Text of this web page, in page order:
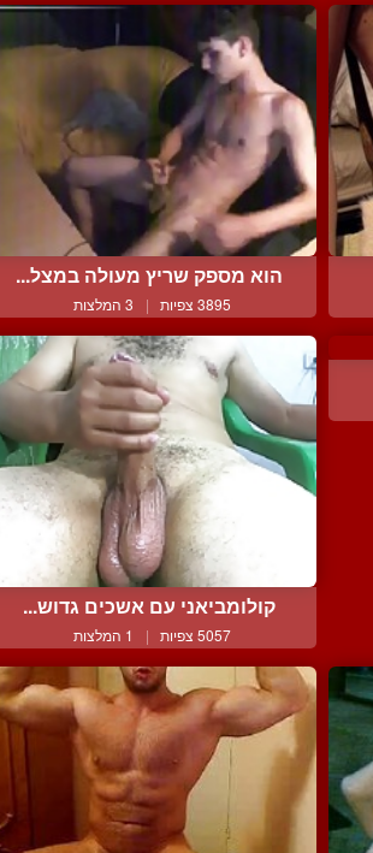
הוא מספק שריץ מעולה במצל...
3895 צפיות | 3 המלצות
קולומביאני עם אשכים גדוש...
5057 צפיות | 1 המלצות